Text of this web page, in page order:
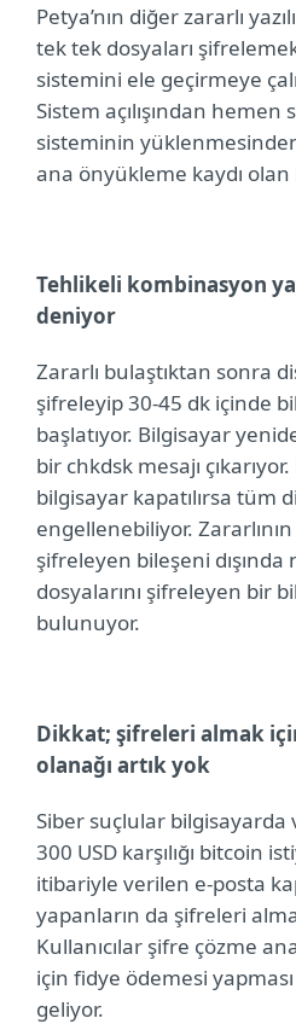
Petya’nın diğer zararlı
tek tek dosyaları
sistemini ele geçirmeye
Sistem açılışından hemen
sisteminin
ana önyükleme kaydı olan
Tehlikeli kombinasyon
deniyor
Zararlı bulaştıktan sonra
şifreleyip 30-45 dk içinde
başlatıyor. Bilgisayar
bir chkdsk mesajı
bilgisayar kapatılırsa tüm
engellenebiliyor.
şifreleyen bileşeni dışında
dosyalarını şifreleyen bir
bulunuyor.
Dikkat; şifreleri almak
olanağı artık yok
Siber suçlular bilgisayarda
300 USD karşılığı bitcoin
itibariyle verilen e-posta
yapanların da şifreleri
Kullanıcılar şifre çözme
için fidye ödemesi
geliyor.